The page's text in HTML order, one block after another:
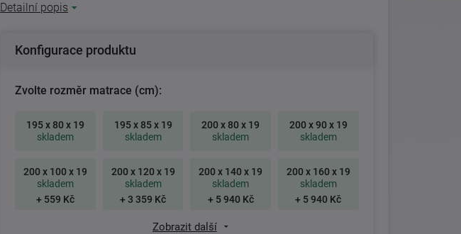
Detailní popis
Konfigurace produktu
Zvolte rozměr matrace (cm):
195 x 80 x 19
skladem
195 x 85 x 19
skladem
200 x 80 x 19
skladem
200 x 90 x 19
skladem
200 x 100 x 19
skladem
+ 559 Kč
200 x 120 x 19
skladem
+ 3 359 Kč
200 x 140 x 19
skladem
+ 5 940 Kč
200 x 160 x 19
skladem
+ 5 940 Kč
Zobrazit další